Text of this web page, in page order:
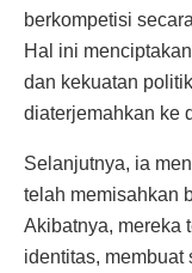
berkompetisi
Hal ini
dan kekuatan
diaterjemahkan ke
Selanjutnya, ia
telah memisahkan
Akibatnya, mereka
identitas, membuat